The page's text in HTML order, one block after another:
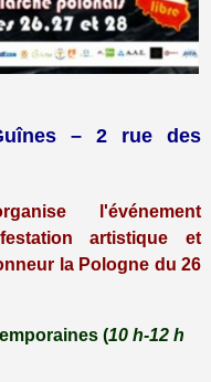
– 2 rue des
l'événement
artistique et
la Pologne du 26
(10 h-12 h